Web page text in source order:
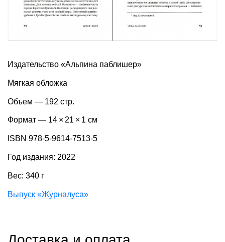
Издательство «Альпина паблишер»
Мягкая обложка
Объем — 192 стр.
Формат — 14 × 21 × 1 см
ISBN 978-5-9614-7513-5
Год издания: 2022
Вес: 340 г
Выпуск «Журналуса»